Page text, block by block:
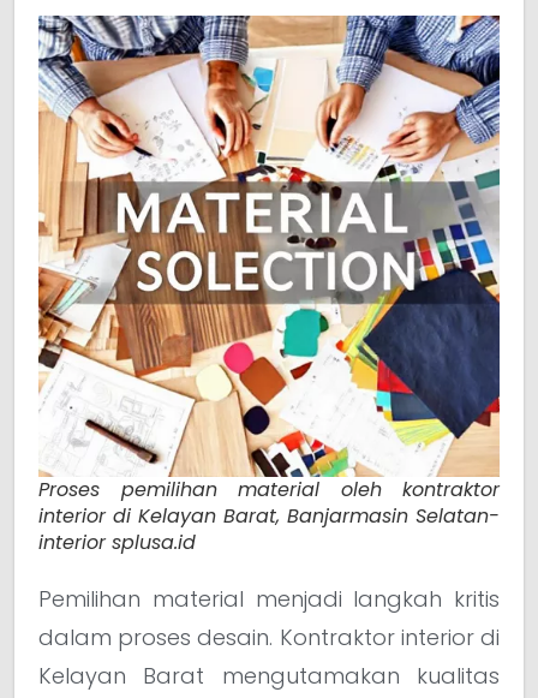
Proses pemilihan material oleh kontraktor
interior di Kelayan Barat, Banjarmasin Selatan-
interior splusa.id
Pemilihan material menjadi langkah kritis
dalam proses desain. Kontraktor interior di
Kelayan Barat mengutamakan kualitas